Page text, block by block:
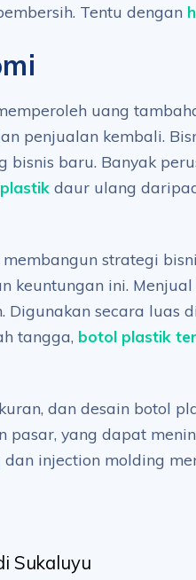
Tentu dengan
uang
penjualan kembali.
bisnis baru. Banyak
daur ulang
strategi
keuntungan ini.
Digunakan secara luas
tangga, botol plastik
dan desain botol
pasar, yang dapat
injection molding
Sukaluyu